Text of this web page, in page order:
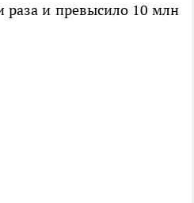
раза и превысило 10 млн